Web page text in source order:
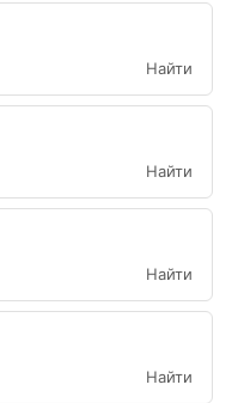
Найти
Найти
Найти
Найти